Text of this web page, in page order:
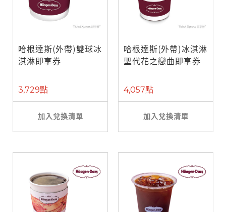
哈根達斯(外帶)雙球冰
淇淋即享券
3,729點
加入兌換清單
哈根達斯(外帶)冰淇淋
聖代花之戀曲即享券
4,057點
加入兌換清單